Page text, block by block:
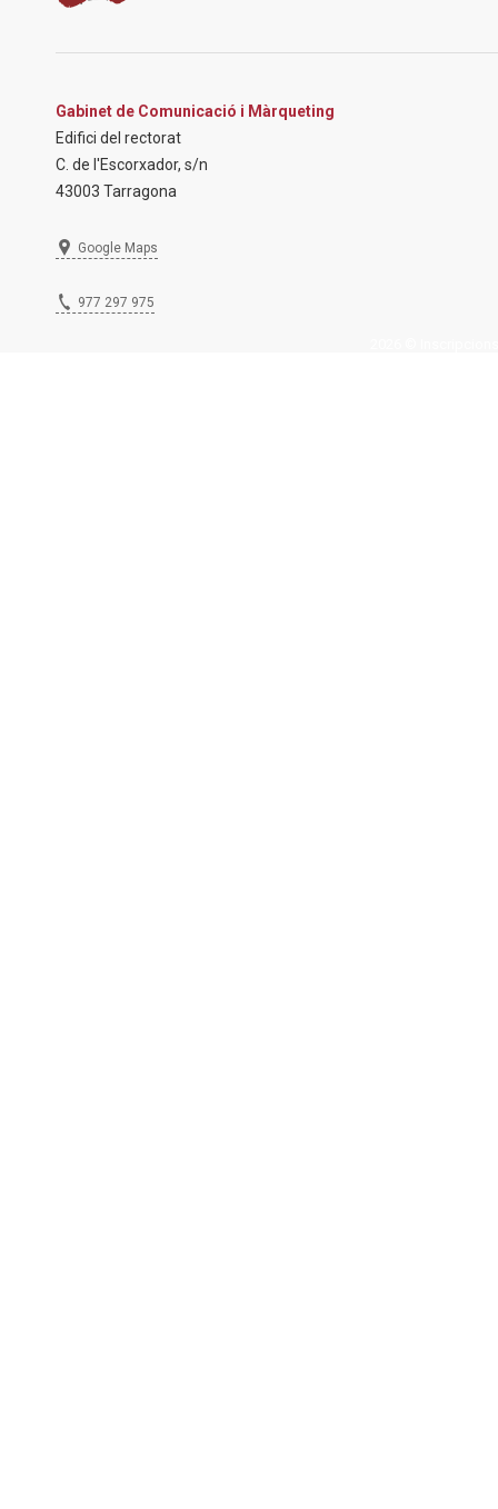
Gabinet de Comunicació i Màrqueting
Edifici del rectorat
C. de l'Escorxador, s/n
43003 Tarragona
Google Maps
977 297 975